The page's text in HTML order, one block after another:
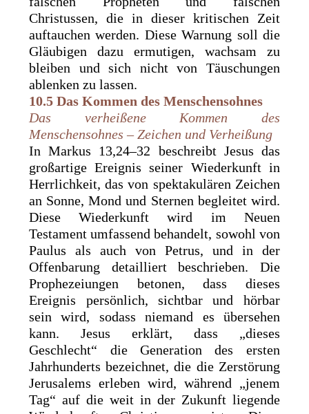
Christussen, die in dieser kritischen Zeit
auftauchen werden. Diese Warnung soll die
Gläubigen dazu ermutigen, wachsam zu
bleiben und sich nicht von Täuschungen
ablenken zu lassen.
10.5 Das Kommen des Menschensohnes
Das verheißene Kommen des
Menschensohnes – Zeichen und Verheißung
In Markus 13,24–32 beschreibt Jesus das
großartige Ereignis seiner Wiederkunft in
Herrlichkeit, das von spektakulären Zeichen
an Sonne, Mond und Sternen begleitet wird.
Diese Wiederkunft wird im Neuen
Testament umfassend behandelt, sowohl von
Paulus als auch von Petrus, und in der
Offenbarung detailliert beschrieben. Die
Prophezeiungen betonen, dass dieses
Ereignis persönlich, sichtbar und hörbar
sein wird, sodass niemand es übersehen
kann. Jesus erklärt, dass „dieses
Geschlecht“ die Generation des ersten
Jahrhunderts bezeichnet, die die Zerstörung
Jerusalems erleben wird, während „jenem
Tag“ auf die weit in der Zukunft liegende